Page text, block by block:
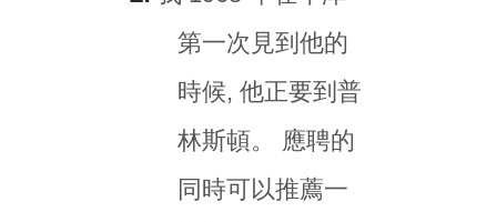
第一次見到他的
時候, 他正要到普
林斯頓。 應聘的
同時可以推薦一